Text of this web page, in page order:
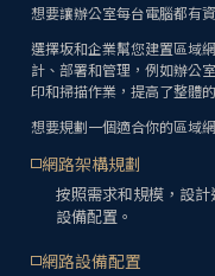
想要讓辦公室每台電腦都有
選擇坂和企業幫您建置區域
計、部署和管理，例如辦公
印和掃描作業，提高了整體
想要規劃一個適合你的區域
網路架構規劃
按照需求和規模，設
設備配置。
網路設備配置